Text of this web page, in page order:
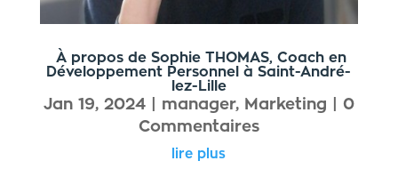
À propos de Sophie THOMAS, Coach en
Développement Personnel à Saint-André-
lez-Lille
Jan 19, 2024| manager, Marketing | 0
Commentaires
lire plus